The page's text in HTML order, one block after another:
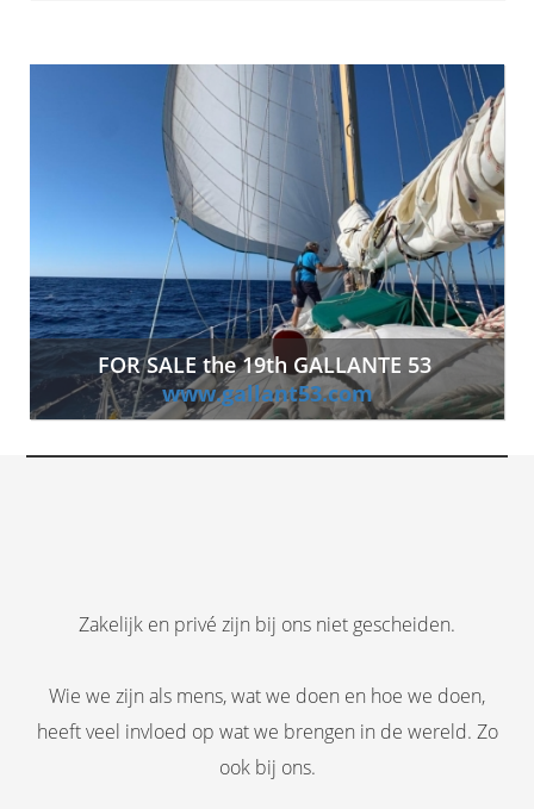
FOR SALE the 19th GALLANTE 53
www.gallant53.com
Zakelijk en privé zijn bij ons niet gescheiden.
Wie we zijn als mens, wat we doen en hoe we doen,
heeft veel invloed op wat we brengen in de wereld. Zo
ook bij ons.